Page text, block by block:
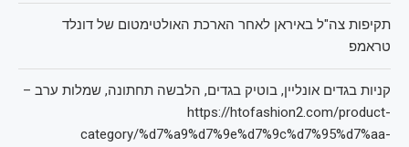
תקיפות צה"ל באיראן לאחר הארכת האולטימטום של דונלד
טראמפ
קניות בגדים אונליין, בוטיק בגדים, הלבשה תחתונה, שמלות ערב –
https://htofashion2.com/product-
category/%d7%a9%d7%9e%d7%9c%d7%95%d7%aa-